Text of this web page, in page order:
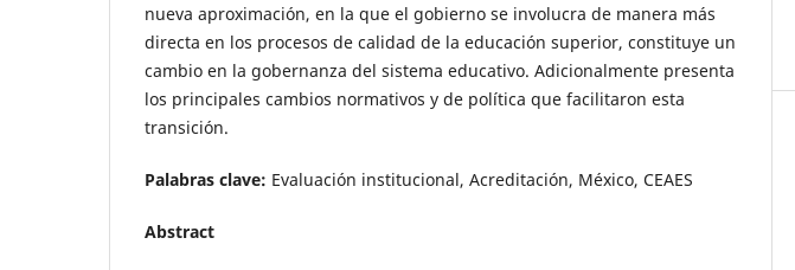
nueva aproximación, en la que el gobierno se involucra de manera más
directa en los procesos de calidad de la educación superior, constituye un
cambio en la gobernanza del sistema educativo. Adicionalmente presenta
los principales cambios normativos y de política que facilitaron esta
transición.
Palabras clave: Evaluación institucional, Acreditación, México, CEAES
Abstract